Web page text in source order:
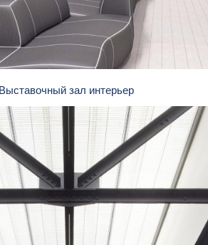
Выставочный зал интерьер